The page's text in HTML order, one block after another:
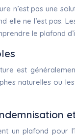
n’est pas une
elle ne l’est pas.
le plafond
est
naturelles ou
un plafond